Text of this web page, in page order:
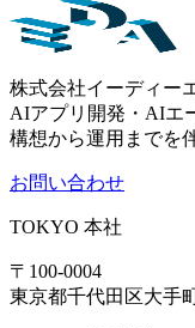
株式会社イーディー
AIアプリ開発・AIエ
構想から運用までを
お問い合わせ
TOKYO 本社
〒100-0004
東京都千代田区大手